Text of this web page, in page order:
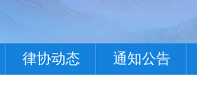
律协动态 通知公告